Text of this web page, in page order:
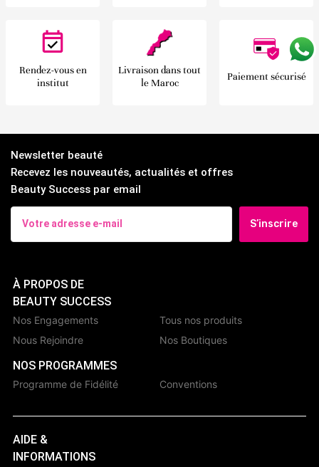
Rendez-vous en
institut
Livraison dans tout
le Maroc
Paiement sécurisé
Newsletter beauté
Recevez les nouveautés, actualités et offres
Beauty Success par email
S’inscrire
À PROPOS DE
BEAUTY SUCCESS
Nos Engagements
Nous Rejoindre
Tous nos produits
Nos Boutiques
NOS PROGRAMMES
Programme de Fidélité Conventions
AIDE &
INFORMATIONS